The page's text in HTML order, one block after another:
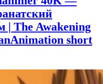
The Awakening
short